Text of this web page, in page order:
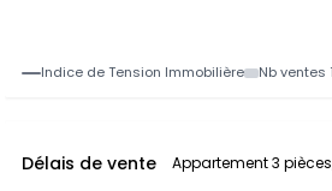
Indice de Tension Immobilière Nb ventes
Délais de vente Appartement 3 pièces,